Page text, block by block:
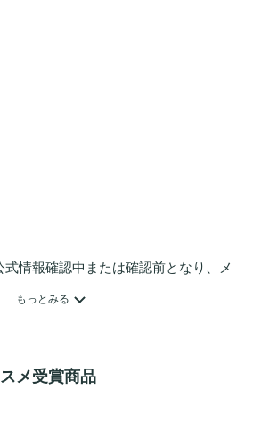
式情報確認中または確認前となり、メ
、肌荒れ防止まで叶えるデュアル仕
もっとみる
メ受賞商品